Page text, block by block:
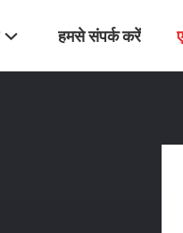
हमसे संपर्क करें